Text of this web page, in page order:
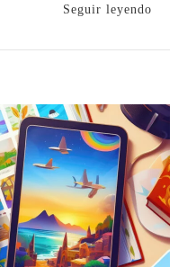
Cómo
Islandia
Seguir leyendo